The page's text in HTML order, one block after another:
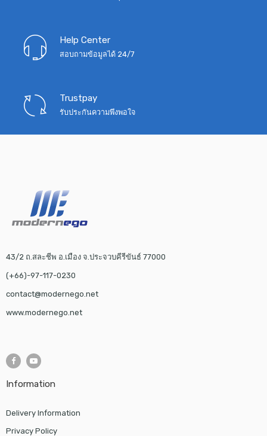
Help Center
สอบถามข้อมูลได้ 24/7
Trustpay
รับประกันความพึงพอใจ
43/2 ถ.สละชีพ อ.เมือง จ.ประจวบคีรีขันธ์ 77000
(+66)-97-117-0230
contact@modernego.net
www.modernego.net
Information
Delivery Information
Privacy Policy